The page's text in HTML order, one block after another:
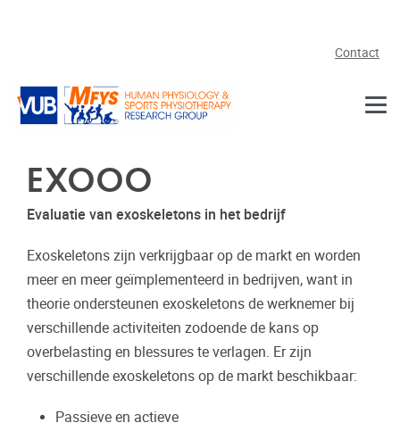
Contact
EXOOO
Evaluatie van exoskeletons in het bedrijf
Exoskeletons zijn verkrijgbaar op de markt en worden
meer en meer geïmplementeerd in bedrijven, want in
theorie ondersteunen exoskeletons de werknemer bij
verschillende activiteiten zodoende de kans op
overbelasting en blessures te verlagen. Er zijn
verschillende exoskeletons op de markt beschikbaar:
Passieve en actieve